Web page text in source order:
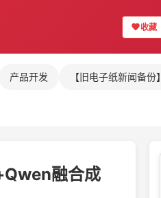
收藏
产品开发 【旧电子纸新闻备份】
融合成